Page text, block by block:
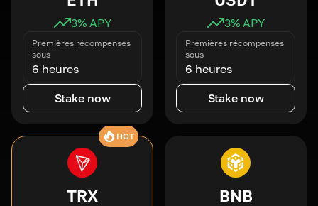
3% APY
Premières récompenses
sous
6 heures
Stake now
3% APY
Premières récompenses
sous
6 heures
Stake now
HOT
TRX BNB